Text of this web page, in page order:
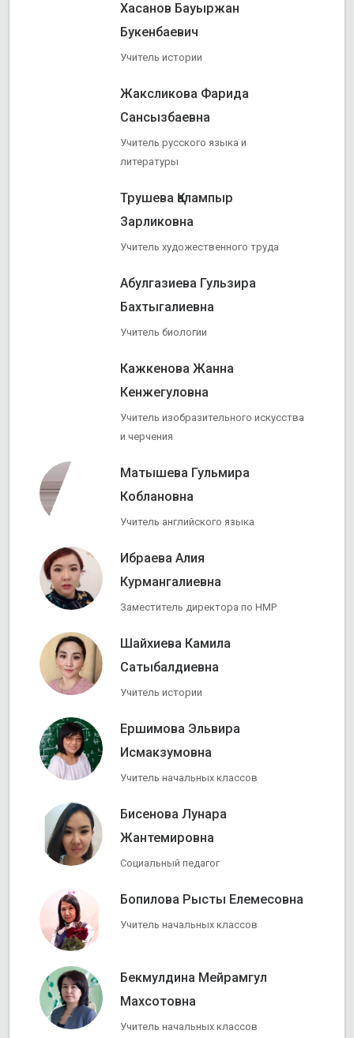
Хасанов Бауыржан
Букенбаевич
Учитель истории
Жаксликова Фарида
Сансызбаевна
Учитель русского языка и
литературы
Трушева Қалампыр
Зарликовна
Учитель художественного труда
Абулгазиева Гульзира
Бахтыгалиевна
Учитель биологии
Кажкенова Жанна
Кенжегуловна
Учитель изобразительного искусства
и черчения
Матышева Гульмира
Коблановна
Учитель английского языка
Ибраева Алия
Курмангалиевна
Заместитель директора по НМР
Шайхиева Камила
Сатыбалдиевна
Учитель истории
Ершимова Эльвира
Исмакзумовна
Учитель начальных классов
Бисенова Лунара
Жантемировна
Социальный педагог
Бопилова Рысты Елемесовна
Учитель начальных классов
Бекмулдина Мейрамгул
Махсотовна
Учитель начальных классов